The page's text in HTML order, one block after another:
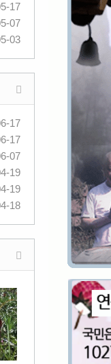
17
07
03
17
17
07
19
19
18